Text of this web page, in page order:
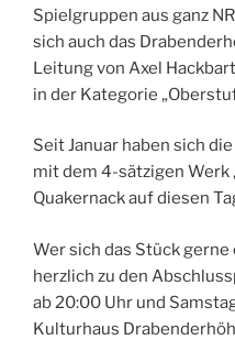
Spielgruppen aus ganz
sich auch das
Leitung von Axel
in der Kategorie
Seit Januar haben sich
mit dem 4-sätzigen Werk
Quakernack auf diesen
Wer sich das Stück
herzlich zu den
ab 20:00 Uhr und
Kulturhaus